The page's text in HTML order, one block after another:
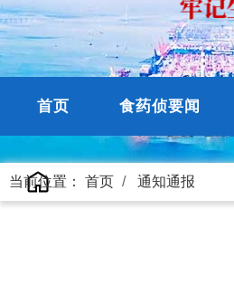
首页 食药侦要闻
当前位置： 首页 通知通报